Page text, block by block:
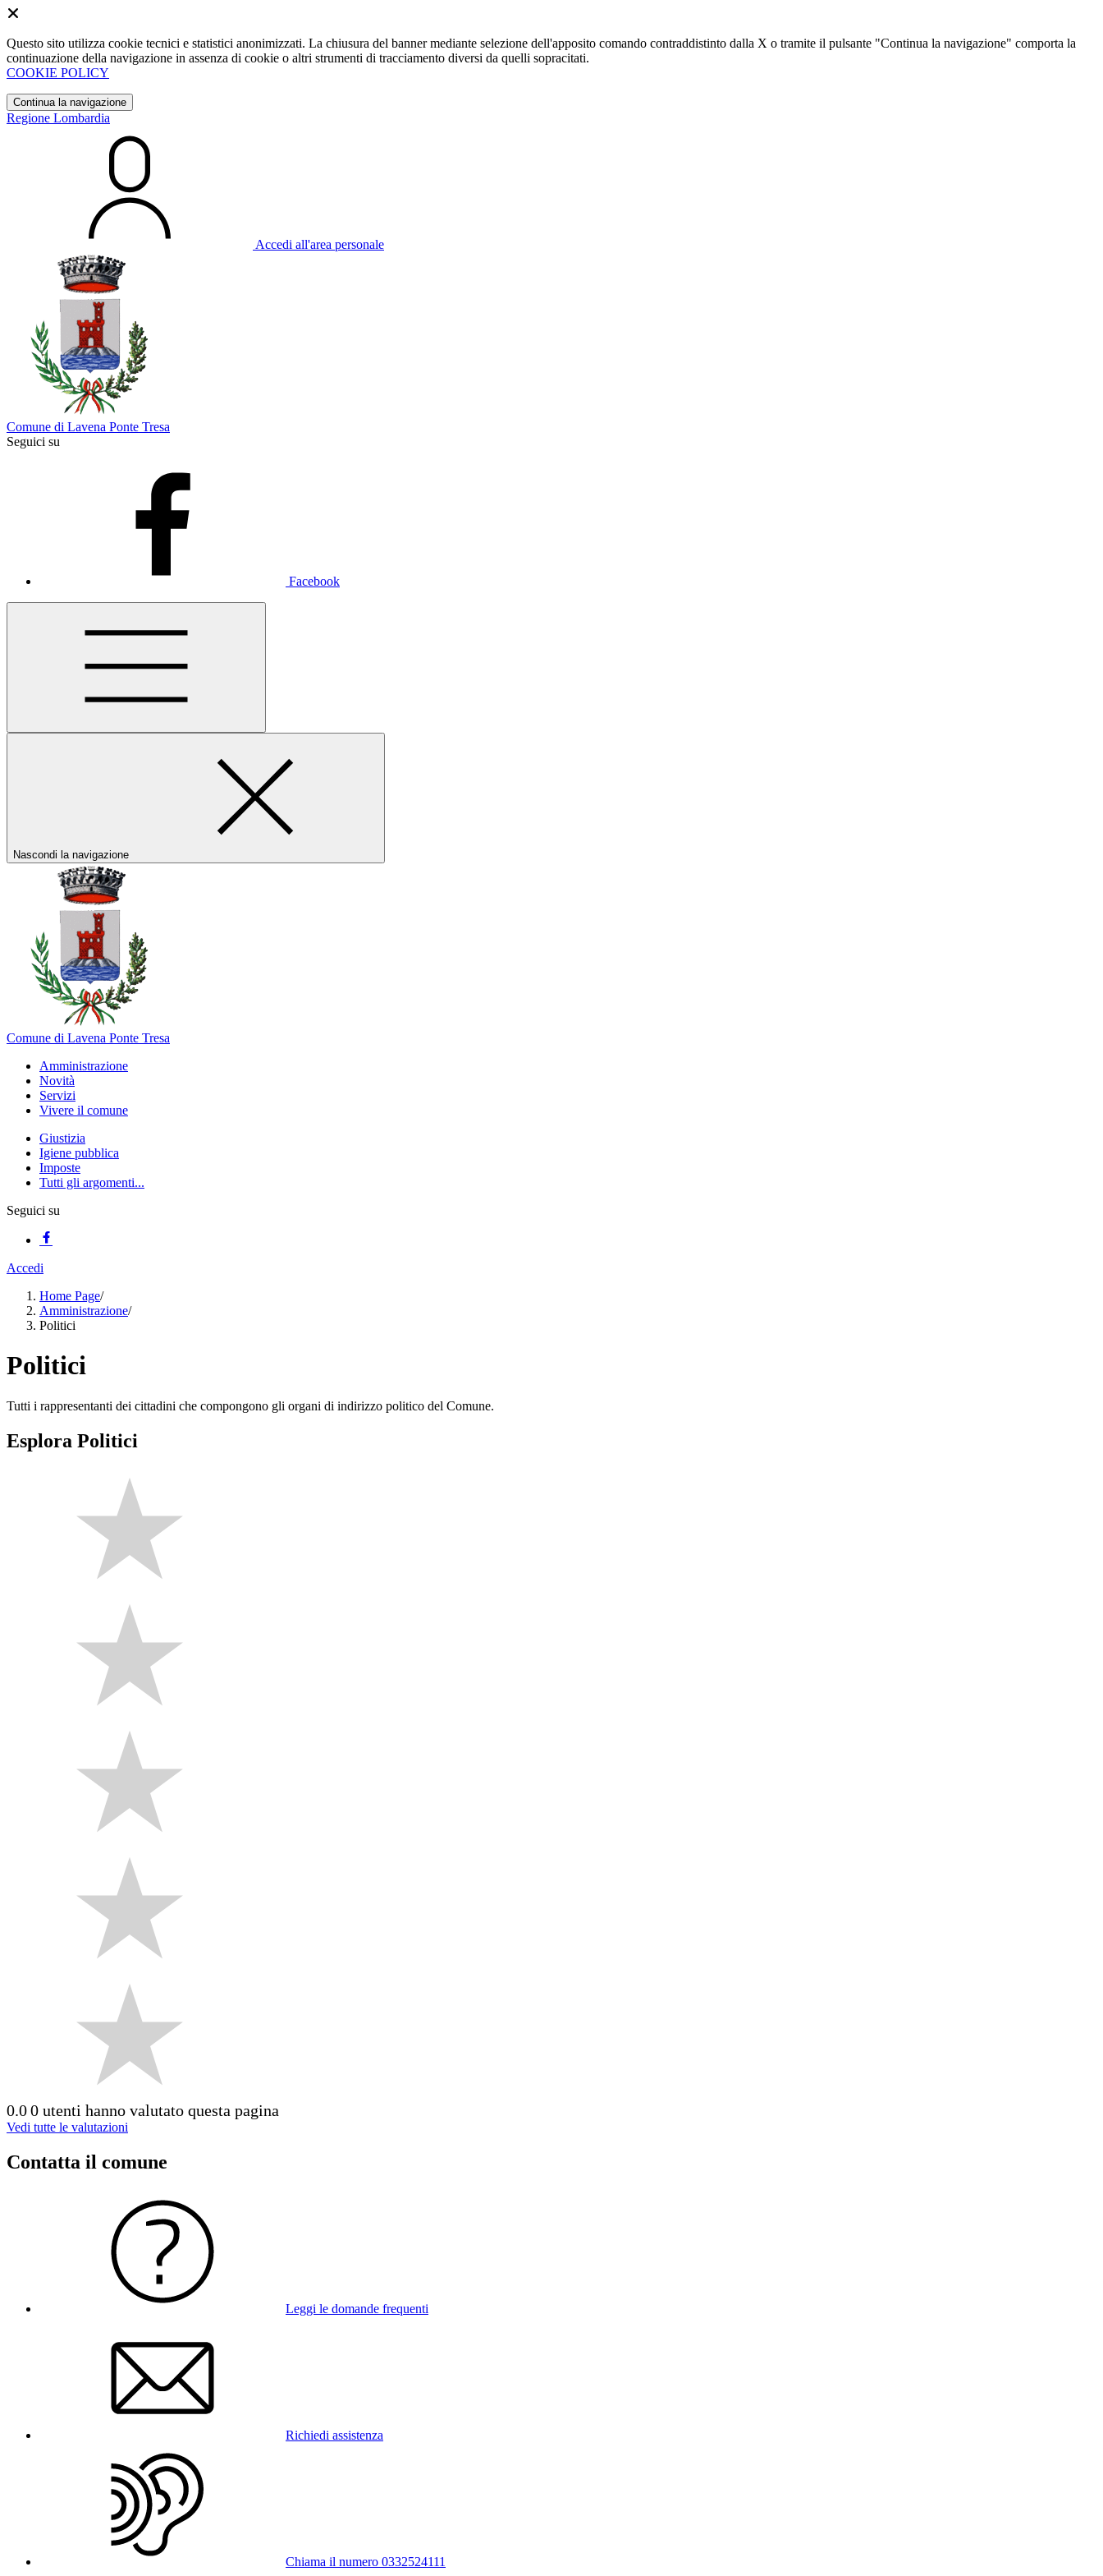
Questo sito utilizza cookie tecnici e statistici anonimizzati. La chiusura del banner mediante selezione dell'apposito comando contraddistinto dalla X o tramite il pulsante "Continua la navigazione" comporta la
continuazione della navigazione in assenza di cookie o altri strumenti di tracciamento diversi da quelli sopracitati.
COOKIE POLICY
Continua la navigazione
Regione Lombardia
Accedi all'area personale
Comune di Lavena Ponte Tresa
Seguici su
Facebook
Nascondi la navigazione
Comune di Lavena Ponte Tresa
Amministrazione
Novità
Servizi
Vivere il comune
Giustizia
Igiene pubblica
Imposte
Tutti gli argomenti...
Seguici su
Accedi
Home Page/
Amministrazione/
Politici
Politici
Tutti i rappresentanti dei cittadini che compongono gli organi di indirizzo politico del Comune.
Esplora Politici
0.00 utenti hanno valutato questa pagina
Vedi tutte le valutazioni
Contatta il comune
Leggi le domande frequenti
Richiedi assistenza
Chiama il numero 0332524111